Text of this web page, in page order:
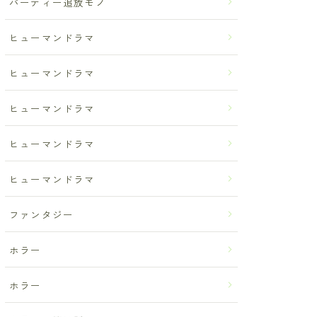
ヒューマンドラマ
ヒューマンドラマ
ヒューマンドラマ
ヒューマンドラマ
ヒューマンドラマ
ファンタジー
ホラー
ホラー